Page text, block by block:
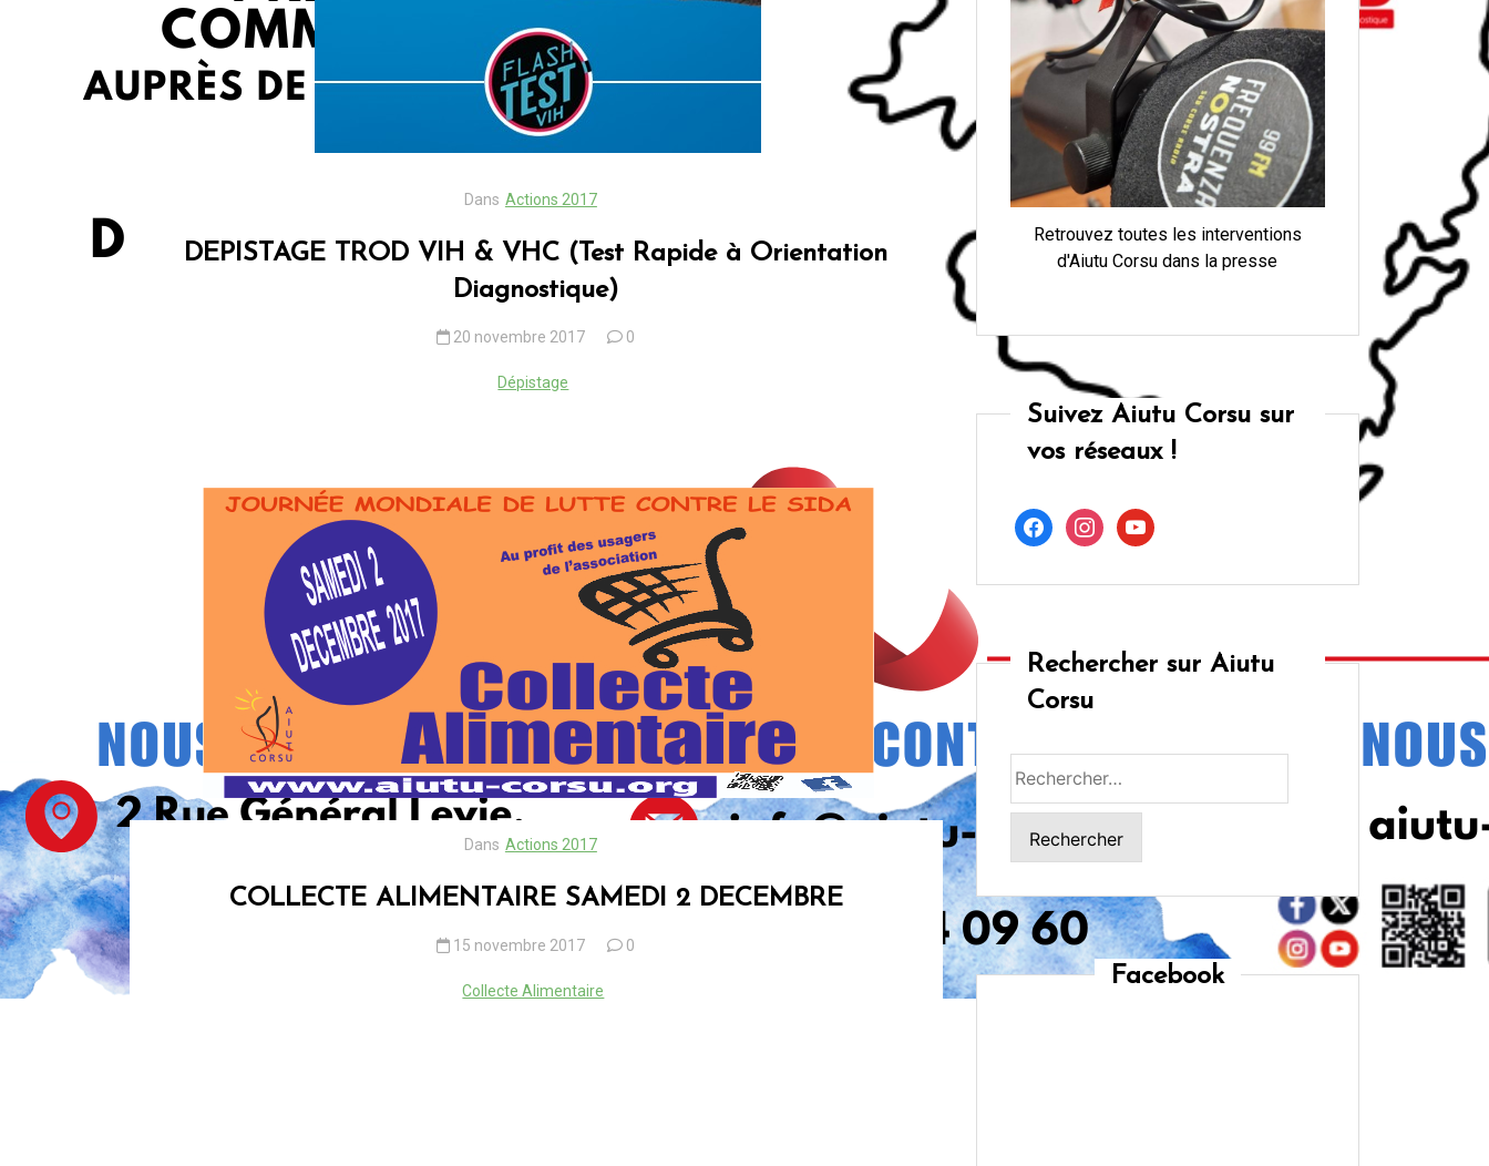
Dans Actions 2017
DEPISTAGE TROD VIH & VHC (Test Rapide à Orientation
Diagnostique)
20 novembre 2017 0
Dépistage
Dans Actions 2017
COLLECTE ALIMENTAIRE SAMEDI 2 DECEMBRE
15 novembre 2017 0
Collecte Alimentaire
Retrouvez toutes les interventions
d'Aiutu Corsu dans la presse
Suivez Aiutu Corsu sur
vos réseaux !
facebookinstagramyoutube
Rechercher sur Aiutu
Corsu
Facebook